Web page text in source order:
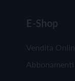
E-Shop
Vendita
Abbonamenti